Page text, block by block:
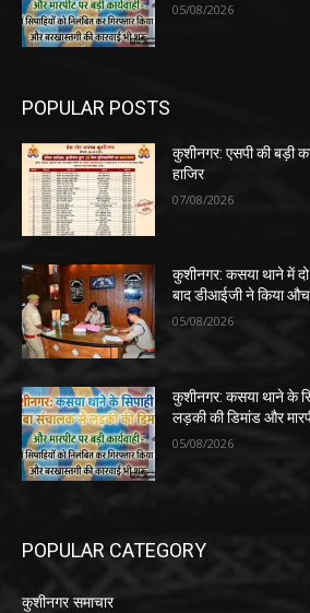
05/08/2026
POPULAR POSTS
कुशीनगर: एसपी की बड़ी
हाजिर
07/08/2026
कुशीनगर: कसया थाने में दो
बाद डीआईजी ने किया
05/08/2026
कुशीनगर: कसया थाने के
लड़की की डिमांड और
05/08/2026
POPULAR CATEGORY
कुशीनगर समाचार